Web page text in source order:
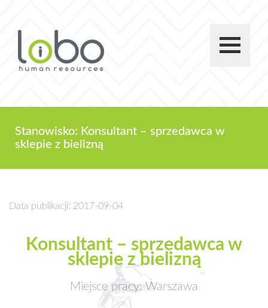
Stanowisko: Konsultant – sprzedawca w
sklepie z bielizną
Data publikacji: 2017-09-04
Konsultant – sprzedawca w
sklepie z bielizną
Miejsce pracy: Warszawa